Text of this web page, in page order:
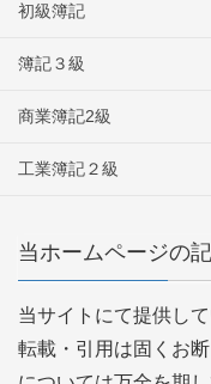
初級簿記
簿記３級
商業簿記2級
工業簿記２級
当ホームページの
当サイトにて提供し
転載・引用は固くお